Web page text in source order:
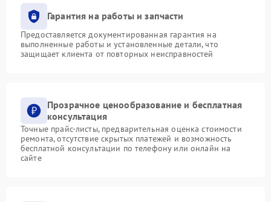
Гарантия на работы и запчасти
Предоставляется документированная гарантия на
выполненные работы и установленные детали, что
защищает клиента от повторных неисправностей
Прозрачное ценообразование и бесплатная
консультация
Точные прайс-листы, предварительная оценка стоимости
ремонта, отсутствие скрытых платежей и возможность
бесплатной консультации по телефону или онлайн на
сайте